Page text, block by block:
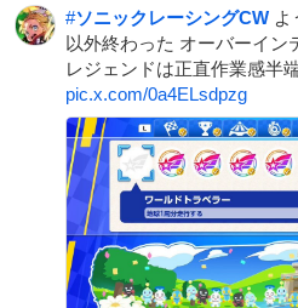
#ソニックレーシングCW よ
以外終わった オーバーイン
レジェンドは正直作業感半
pic.x.com/0a4ELsdpzg